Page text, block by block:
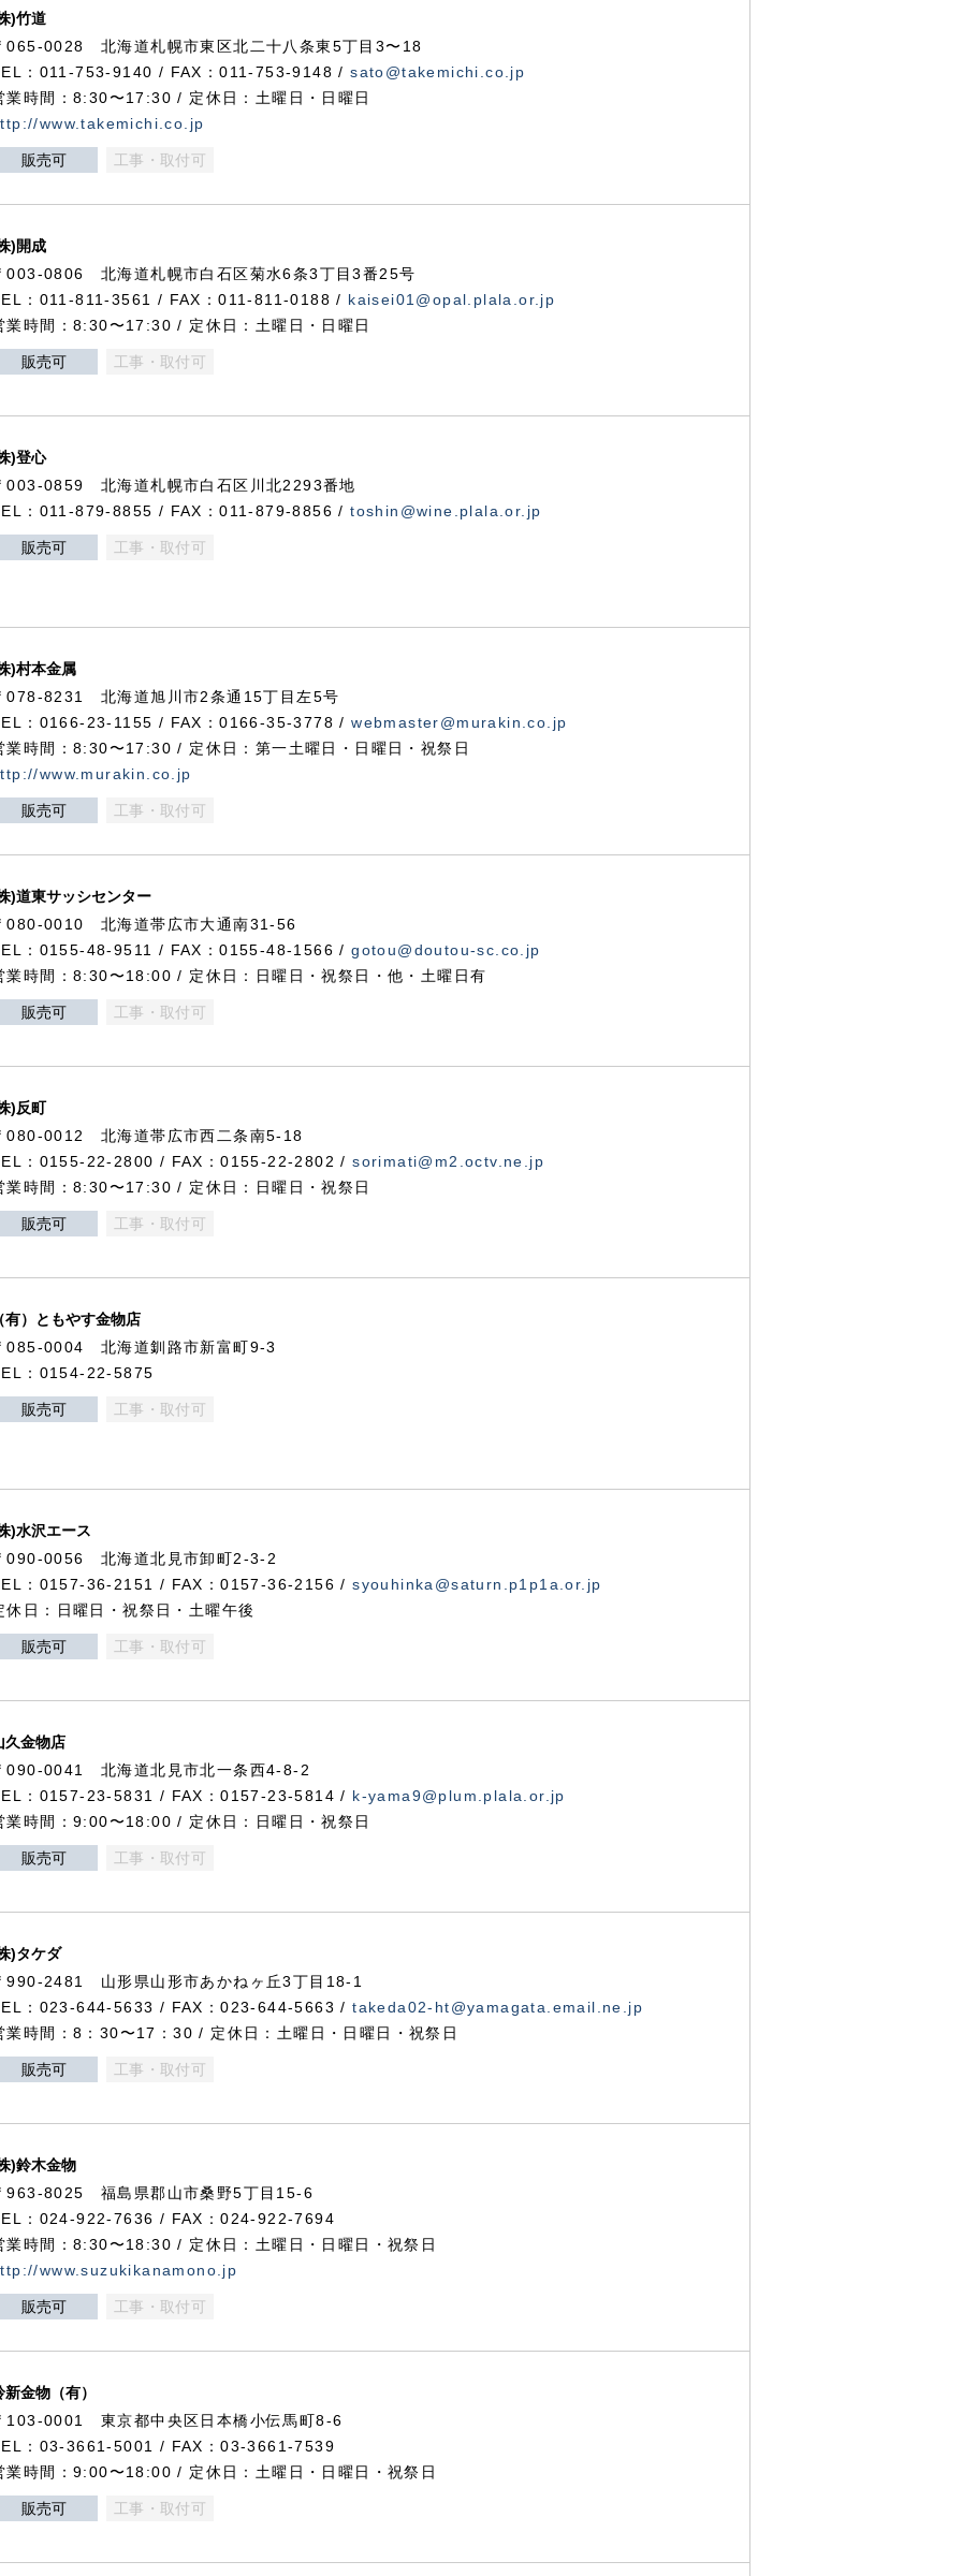
)竹道
065-0028 北海道札幌市東区北二十八条東5丁目3〜18
：011-753-9140 / FAX：011-753-9148 /sato@takemichi.co.jp
業時間：8:30〜17:30 / 定休日：土曜日・日曜日
www.takemichi.co.jp
販売可 工事・取付可
)開成
003-0806 北海道札幌市白石区菊水6条3丁目3番25号
：011-811-3561 / FAX：011-811-0188 / kaisei01@opal.plala.or.jp
業時間：8:30〜17:30 / 定休日：土曜日・日曜日
販売可 工事・取付可
)登心
003-0859 北海道札幌市白石区川北2293番地
：011-879-8855 / FAX：011-879-8856 /toshin@wine.plala.or.jp
販売可 工事・取付可
)村本金属
078-8231 北海道旭川市2条通15丁目左5号
：0166-23-1155 / FAX：0166-35-3778 /webmaster@murakin.co.jp
業時間：8:30〜17:30 / 定休日：第一土曜日・日曜日・祝祭日
www.murakin.co.jp
販売可 工事・取付可
)道東サッシセンター
080-0010 北海道帯広市大通南31-56
：0155-48-9511 / FAX：0155-48-1566 /gotou@doutou-sc.co.jp
業時間：8:30〜18:00 / 定休日：日曜日・祝祭日・他・土曜日有
販売可 工事・取付可
)反町
080-0012 北海道帯広市西二条南5-18
：0155-22-2800 / FAX：0155-22-2802 /sorimati@m2.octv.ne.jp
業時間：8:30〜17:30 / 定休日：日曜日・祝祭日
販売可 工事・取付可
有）ともやす金物店
085-0004 北海道釧路市新富町9-3
：0154-22-5875
販売可 工事・取付可
)水沢エース
090-0056 北海道北見市卸町2-3-2
：0157-36-2151 / FAX：0157-36-2156 /syouhinka@saturn.p1p1a.or.jp
休日：日曜日・祝祭日・土曜午後
販売可 工事・取付可
久金物店
090-0041 北海道北見市北一条西4-8-2
：0157-23-5831 / FAX：0157-23-5814 / k-yama9@plum.plala.or.jp
業時間：9:00〜18:00 / 定休日：日曜日・祝祭日
販売可 工事・取付可
)タケダ
990-2481 山形県山形市あかねヶ丘3丁目18-1
：023-644-5633 / FAX：023-644-5663 /takeda02-ht@yamagata.email.ne.jp
業時間：8：30〜17：30 / 定休日：土曜日・日曜日・祝祭日
販売可 工事・取付可
)鈴木金物
963-8025 福島県郡山市桑野5丁目15-6
：024-922-7636 / FAX：024-922-7694
業時間：8:30〜18:30 / 定休日：土曜日・日曜日・祝祭日
www.suzukikanamono.jp
販売可 工事・取付可
新金物（有）
103-0001 東京都中央区日本橋小伝馬町8-6
：03-3661-5001 / FAX：03-3661-7539
業時間：9:00〜18:00 / 定休日：土曜日・日曜日・祝祭日
販売可 工事・取付可